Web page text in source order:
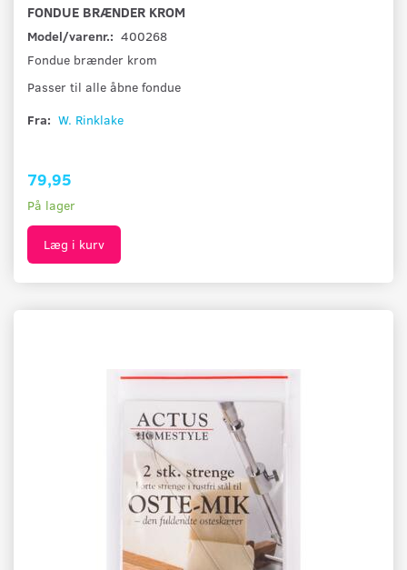
FONDUE BRÆNDER KROM
Model/varenr.: 400268
Fondue brænder krom
Passer til alle åbne fondue
Fra: W. Rinklake
79,95
På lager
Læg i kurv